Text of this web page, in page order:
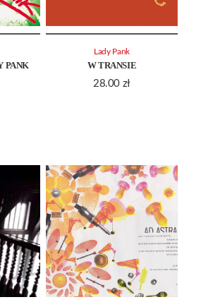
PANK
W TRANSIE
28.00 zł
Lady Pank